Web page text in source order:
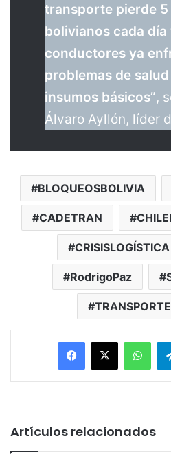
transporte pierde 5
bolivianos cada día
conductores ya
problemas de
insumos básicos”,
Álvaro Ayllón, líder
BLOQUEOSBOLIVIA
CADETRAN
CRISISLOGÍSTICA
RodrigoPaz
Facebook
X
Artículos relacionados